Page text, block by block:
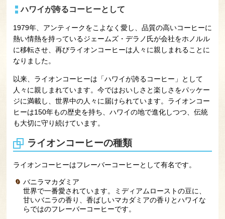
ハワイが誇るコーヒーとして
1979年、アンティークをこよなく愛し、品質の高いコーヒーに
熱い情熱を持っているジェームズ・デラノ氏が会社をホノルル
に移転させ、再びライオンコーヒーは人々に親しまれることに
なりました。
以来、ライオンコーヒーは「ハワイが誇るコーヒー」として
人々に親しまれています。今ではおいしさと楽しさをパッケー
ジに満載し、世界中の人々に届けられています。ライオンコー
ヒーは150年もの歴史を持ち、ハワイの地で進化しつつ、伝統
も大切に守り続けています。
ライオンコーヒーの種類
ライオンコーヒーはフレーバーコーヒーとして有名です。
バニラマカダミア
世界で一番愛されています。ミディアムローストの豆に、
甘いバニラの香り、香ばしいマカダミアの香りとハワイな
らではのフレーバーコーヒーです。